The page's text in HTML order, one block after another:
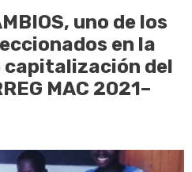
uno de los
en la
del
MAC 2021–